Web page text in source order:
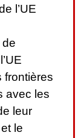
l’UE
de
frontières
avec les
leur
le